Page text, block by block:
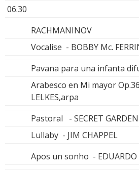
06.30
RACHMANINOV
Vocalise - BOBBY Mc.
Pavana para una infanta
Arabesco en Mi mayor
LELKES,arpa
Pastoral - SECRET GARDEN
Lullaby - JIM CHAPPEL
Apos un sonho - EDUARDO